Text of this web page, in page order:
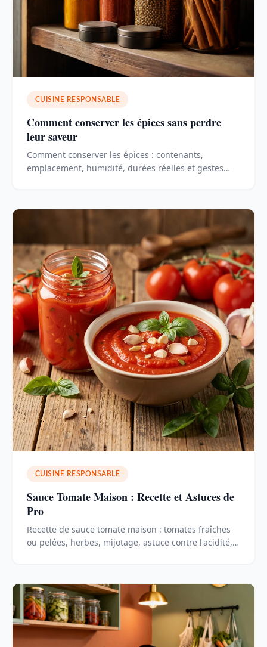
CUISINE RESPONSABLE
Comment conserver les épices sans perdre
leur saveur
Comment conserver les épices : contenants,
emplacement, humidité, durées réelles et gestes
CUISINE RESPONSABLE
Sauce Tomate Maison : Recette et Astuces de
Pro
Recette de sauce tomate maison : tomates fraîches
ou pelées, herbes, mijotage, astuce contre l'acidité,